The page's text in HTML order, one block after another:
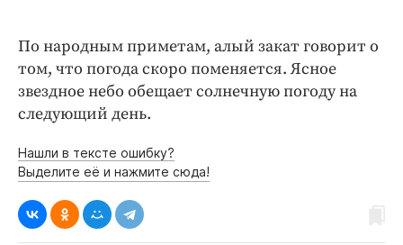
По народным приметам, алый закат говорит о
том, что погода скоро поменяется. Ясное
звездное небо обещает солнечную погоду на
следующий день.
Нашли в тексте ошибку?
Выделите её и нажмите сюда!